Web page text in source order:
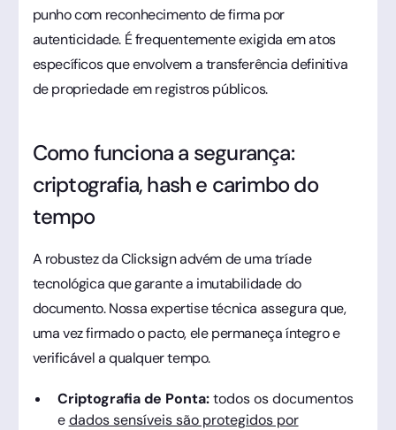
punho com reconhecimento de firma por
autenticidade. É frequentemente exigida em atos
específicos que envolvem a transferência definitiva
de propriedade em registros públicos.
Como funciona a segurança:
criptografia, hash e carimbo do
tempo
A robustez da Clicksign advém de uma tríade
tecnológica que garante a imutabilidade do
documento. Nossa expertise técnica assegura que,
uma vez firmado o pacto, ele permaneça íntegro e
verificável a qualquer tempo.
Criptografia de Ponta:todos os documentos
edados sensíveis são protegidos por